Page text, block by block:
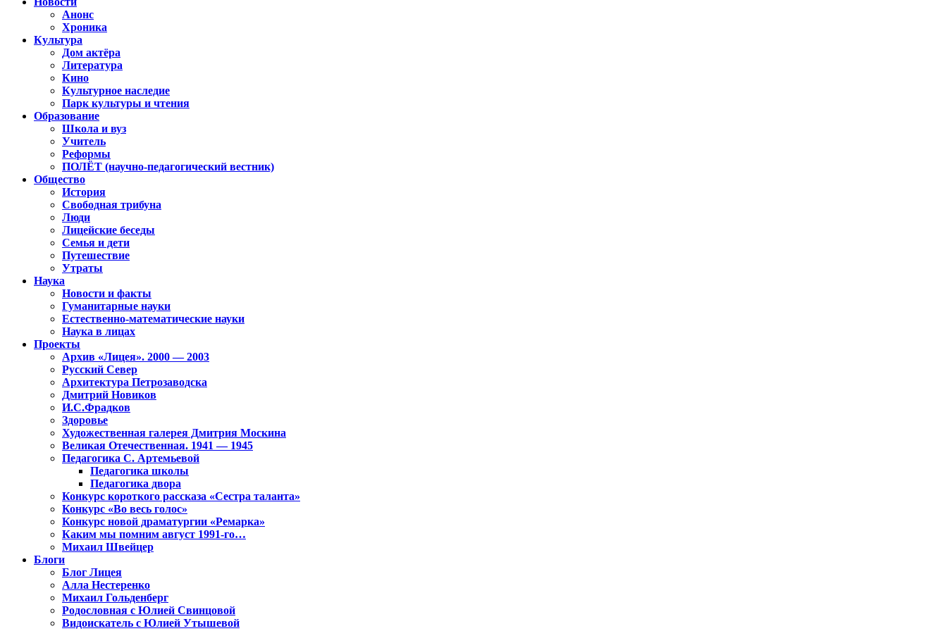
Анонс
Хроника
Культура
Дом актёра
Литература
Кино
Культурное наследие
Парк культуры и чтения
Образование
Школа и вуз
Учитель
Реформы
ПОЛЁТ (научно-педагогический вестник)
Общество
История
Свободная трибуна
Люди
Лицейские беседы
Семья и дети
Путешествие
Утраты
Наука
Новости и факты
Гуманитарные науки
Естественно-математические науки
Наука в лицах
Проекты
Архив «Лицея». 2000 — 2003
Русский Север
Архитектура Петрозаводска
Дмитрий Новиков
И.С.Фрадков
Здоровье
Художественная галерея Дмитрия Москина
Великая Отечественная. 1941 — 1945
Педагогика С. Артемьевой
Педагогика школы
Педагогика двора
Конкурс короткого рассказа «Сестра таланта»
Конкурс «Во весь голос»
Конкурс новой драматургии «Ремарка»
Каким мы помним август 1991-го…
Михаил Швейцер
Блоги
Блог Лицея
Алла Нестеренко
Михаил Гольденберг
Родословная с Юлией Свинцовой
Видоискатель с Юлией Утышевой